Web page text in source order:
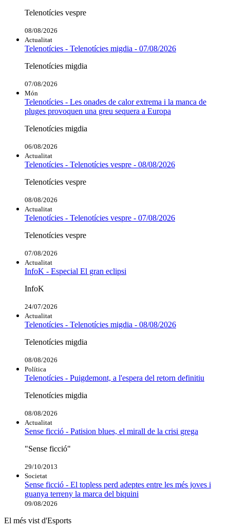
Telenotícies vespre
08/08/2026
Actualitat
Telenotícies - Telenotícies migdia - 07/08/2026
Telenotícies migdia
07/08/2026
Món
Telenotícies - Les onades de calor extrema i la manca de
pluges provoquen una greu sequera a Europa
Telenotícies migdia
06/08/2026
Actualitat
Telenotícies - Telenotícies vespre - 08/08/2026
Telenotícies vespre
08/08/2026
Actualitat
Telenotícies - Telenotícies vespre - 07/08/2026
Telenotícies vespre
07/08/2026
Actualitat
InfoK - Especial El gran eclipsi
InfoK
24/07/2026
Actualitat
Telenotícies - Telenotícies migdia - 08/08/2026
Telenotícies migdia
08/08/2026
Política
Telenotícies - Puigdemont, a l'espera del retorn definitiu
Telenotícies migdia
08/08/2026
Actualitat
Sense ficció - Patision blues, el mirall de la crisi grega
"Sense ficció"
29/10/2013
Societat
Sense ficció - El topless perd adeptes entre les més joves i
guanya terreny la marca del biquini
09/08/2026
El més vist d'Esports